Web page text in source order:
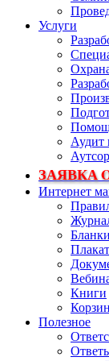
Услуги
Аудит
ЗАЯВКА
Интернет
Бланки
Книги
Полезное